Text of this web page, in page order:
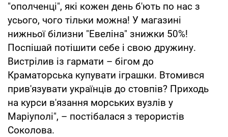
"ополченці", які кожен день б'ють по нас з
усього, чого тільки можна! У магазині
нижньої білизни "Евеліна" знижки 50%!
Поспішай потішити себе і свою дружину.
Вистрілив із гармати – бігом до
Краматорська купувати іграшки. Втомився
прив'язувати українців до стовпів? Приходь
на курси в'язання морських вузлів у
Маріуполі", – постібалася з терористів
Соколова.